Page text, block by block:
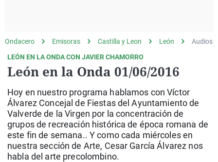
Julia en la onda
Radioestadio
Radioestadio noche
El colegio invisible
La rosa de los vientos
Expedientes del más
Invisibles
Prohibido morirse
Esto no ha pasado
Caso
Baleares
Cataluña
Comunidad de Madrid
Comunitat Valenciana
Extremadura
Economía
Deportes
Tenis
El tiempo
Más noticias
Salud
Ciencia y Tecnología
Gastronomía
Medio ambiente
Virales
Ondacero Emisoras Castilla y Leon León
Audios
LEÓN EN LA ONDA CON JAVIER CHAMORRO
León en la Onda 01/06/2016
Hoy en nuestro programa hablamos con Víctor
Álvarez Concejal de Fiestas del Ayuntamiento de
Valverde de la Virgen por la concentración de
grupos de recreación histórica de época romana de
este fin de semana.. Y como cada miércoles en
nuestra sección de Arte, Cesar García Álvarez nos
habla del arte precolombino.